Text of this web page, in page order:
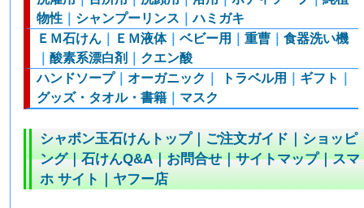
物性
シャンプーリンス ｜ハミガキ
ＥＭ石けん
ＥＭ液体｜ベビー用 ｜重曹 ｜食器洗い機
｜酸素系漂白剤
クエン酸
ハンドソープ｜オーガニック トラベル用 ギフト
グッズ・タオル・書籍
マスク
シャボン玉石けんトップ｜ご注文ガイド｜ショッピ
ング｜石けんQ&A｜お問合せ｜サイトマップ｜スマ
ホ サイト｜ヤフー店